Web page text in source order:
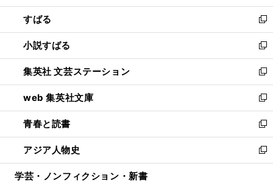
開
く
ウ
で
開
く
ン
ド
ウ
で
開
く
すばる
新
し
い
ウ
ィ
ン
ド
ウ
で
開
く
小説すばる
新
し
い
ウ
ィ
ン
ド
ウ
で
開
集英社 文芸ステーション
新
し
い
ウ
ィ
ン
ド
ウ
web 集英社文庫
新
し
い
ウ
ィ
ン
青春と読書
新
し
い
ウ
アジア人物史
新
し
学芸・ノンフィクション・新書